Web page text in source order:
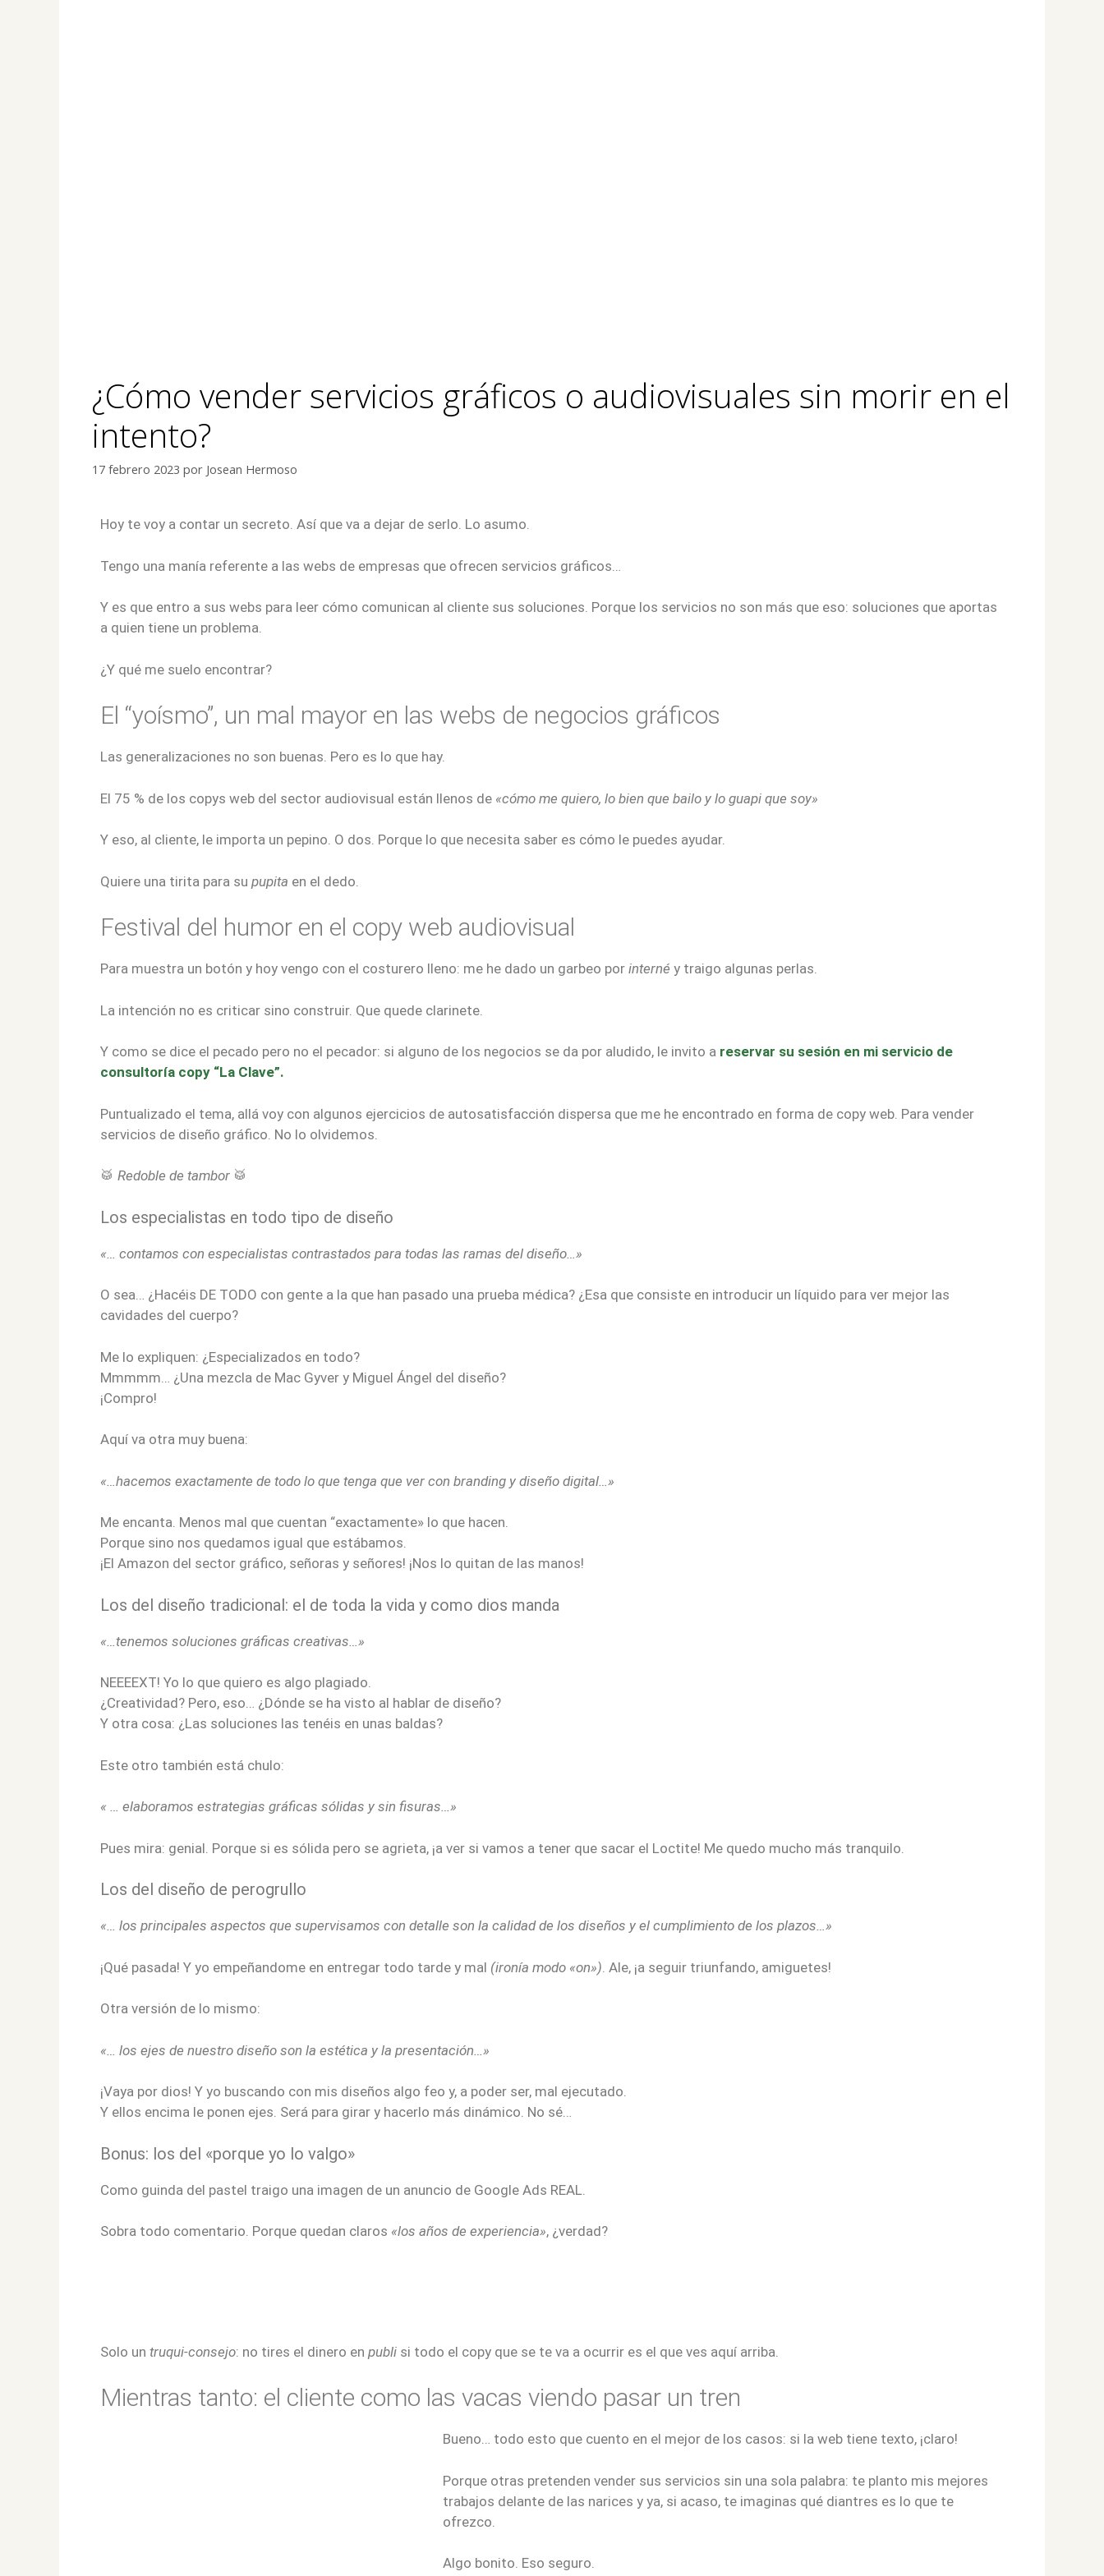
¿Cómo vender servicios gráficos o audiovisuales sin morir en el
intento?
17 febrero 2023 por Josean Hermoso
Hoy te voy a contar un secreto. Así que va a dejar de serlo. Lo asumo.
Tengo una manía referente a las webs de empresas que ofrecen servicios gráficos…
Y es que entro a sus webs para leer cómo comunican al cliente sus soluciones. Porque los servicios no son más que eso: soluciones que aportas
a quien tiene un problema.
¿Y qué me suelo encontrar?
El “yoísmo”, un mal mayor en las webs de negocios gráficos
Las generalizaciones no son buenas. Pero es lo que hay.
El 75 % de los copys web del sector audiovisual están llenos de «cómo me quiero, lo bien que bailo y lo guapi que soy»
Y eso, al cliente, le importa un pepino. O dos. Porque lo que necesita saber es cómo le puedes ayudar.
Quiere una tirita para su pupita en el dedo.
Festival del humor en el copy web audiovisual
Para muestra un botón y hoy vengo con el costurero lleno: me he dado un garbeo por interné y traigo algunas perlas.
La intención no es criticar sino construir. Que quede clarinete.
Y como se dice el pecado pero no el pecador: si alguno de los negocios se da por aludido, le invito a reservar su sesión en mi servicio de
consultoría copy “La Clave”.
Puntualizado el tema, allá voy con algunos ejercicios de autosatisfacción dispersa que me he encontrado en forma de copy web. Para vender
servicios de diseño gráfico. No lo olvidemos.
🥁 Redoble de tambor 🥁
Los especialistas en todo tipo de diseño
«… contamos con especialistas contrastados para todas las ramas del diseño…»
O sea… ¿Hacéis DE TODO con gente a la que han pasado una prueba médica? ¿Esa que consiste en introducir un líquido para ver mejor las
cavidades del cuerpo?
Me lo expliquen: ¿Especializados en todo?
Mmmmm… ¿Una mezcla de Mac Gyver y Miguel Ángel del diseño?
¡Compro!
Aquí va otra muy buena:
«…hacemos exactamente de todo lo que tenga que ver con branding y diseño digital…»
Me encanta. Menos mal que cuentan “exactamente» lo que hacen.
Porque sino nos quedamos igual que estábamos.
¡El Amazon del sector gráfico, señoras y señores! ¡Nos lo quitan de las manos!
Los del diseño tradicional: el de toda la vida y como dios manda
«…tenemos soluciones gráficas creativas…»
NEEEEXT! Yo lo que quiero es algo plagiado.
¿Creatividad? Pero, eso… ¿Dónde se ha visto al hablar de diseño?
Y otra cosa: ¿Las soluciones las tenéis en unas baldas?
Este otro también está chulo:
« … elaboramos estrategias gráficas sólidas y sin fisuras…»
Pues mira: genial. Porque si es sólida pero se agrieta, ¡a ver si vamos a tener que sacar el Loctite! Me quedo mucho más tranquilo.
Los del diseño de perogrullo
«… los principales aspectos que supervisamos con detalle son la calidad de los diseños y el cumplimiento de los plazos…»
¡Qué pasada! Y yo empeñandome en entregar todo tarde y mal (ironía modo «on») . Ale, ¡a seguir triunfando, amiguetes!
Otra versión de lo mismo:
« … los ejes de nuestro diseño son la estética y la presentación…»
¡Vaya por dios! Y yo buscando con mis diseños algo feo y, a poder ser, mal ejecutado.
Y ellos encima le ponen ejes. Será para girar y hacerlo más dinámico. No sé…
Bonus: los del «porque yo lo valgo»
Como guinda del pastel traigo una imagen de un anuncio de Google Ads REAL.
Sobra todo comentario. Porque quedan claros «los años de experiencia», ¿verdad?
Solo un truqui-consejo: no tires el dinero en publi si todo el copy que se te va a ocurrir es el que ves aquí arriba.
Mientras tanto: el cliente como las vacas viendo pasar un tren
Bueno… todo esto que cuento en el mejor de los casos: si la web tiene texto, ¡claro!
Porque otras pretenden vender sus servicios sin una sola palabra: te planto mis mejores
trabajos delante de las narices y ya, si acaso, te imaginas qué diantres es lo que te
ofrezco.
Algo bonito. Eso seguro.